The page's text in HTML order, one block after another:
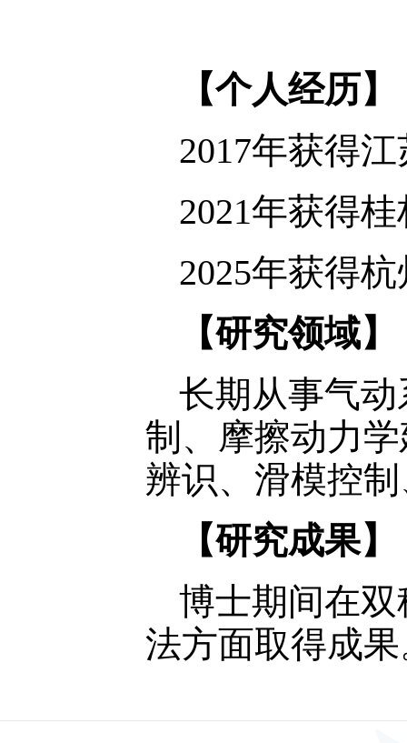
【个人经历】
2017年获得
2021年获得
2025年获得
【研究领域】
长期从事气
制、摩擦动力
辨识、滑模控
【研究成果】
博士期间在
法方面取得成